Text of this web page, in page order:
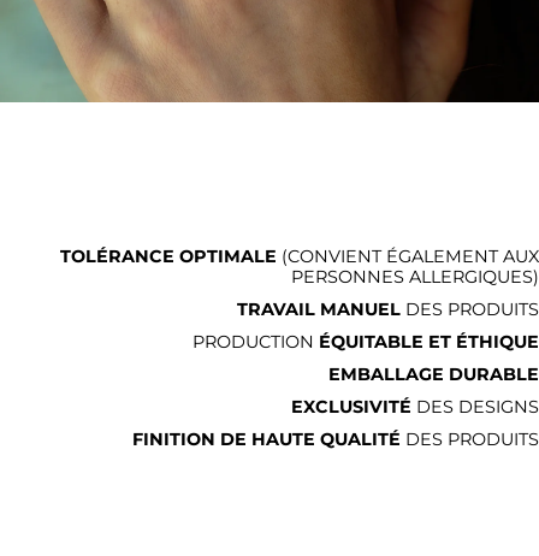
TOLÉRANCE OPTIMALE (CONVIENT ÉGALEMENT AUX
PERSONNES ALLERGIQUES)
TRAVAIL MANUEL DES PRODUITS
PRODUCTION ÉQUITABLE ET ÉTHIQUE
EMBALLAGE DURABLE
EXCLUSIVITÉ DES DESIGNS
FINITION DE HAUTE QUALITÉ DES PRODUITS